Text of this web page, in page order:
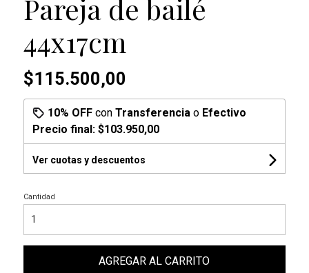
Pareja de bailé
44x17cm
$115.500,00
10% OFFcon Transferencia o Efectivo
Precio final: $103.950,00
Ver cuotas y descuentos
Cantidad
AGREGAR AL CARRITO